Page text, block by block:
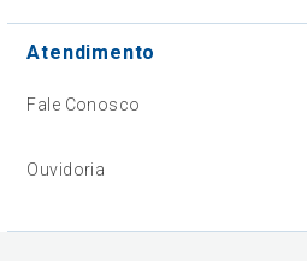
Atendimento
Fale Conosco
Ouvidoria